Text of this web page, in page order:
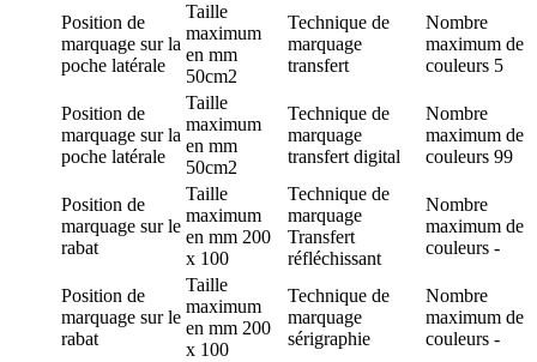
Position de
marquage sur la
poche latérale
Taille
maximum
en mm
50cm2
Technique de
marquage
transfert
Nombre
maximum de
couleurs 5
Position de
marquage sur la
poche latérale
Taille
maximum
en mm
50cm2
Technique de
marquage
transfert digital
Nombre
maximum de
couleurs 99
Position de
marquage sur le
rabat
Taille
maximum
en mm 200
x 100
Technique de
marquage
Transfert
réfléchissant
Nombre
maximum de
couleurs -
Position de
marquage sur le
rabat
Taille
maximum
en mm 200
x 100
Technique de
marquage
sérigraphie
Nombre
maximum de
couleurs -